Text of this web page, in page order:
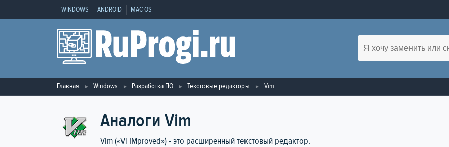
WINDOWS ANDROID MAC OS
Главная Windows Разработка ПО Текстовые редакторы Vim
Аналоги Vim
Vim («Vi IMproved») - это расширенный текстовый редактор.